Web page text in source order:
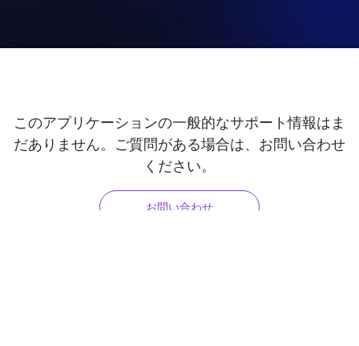
このアプリケーションの一般的なサポート情報はま
だありません。ご質問がある場合は、お問い合わせ
ください。
お問い合わせ